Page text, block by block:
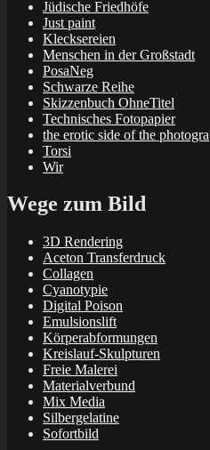
Jüdische Friedhöfe
Just paint
Klecksereien
Menschen in der Großstadt
PosaNeg
Schwarze Reihe
Skizzenbuch OhneTitel
Technisches Fotopapier
the erotic side of the
Torsi
Wir
Wege zum Bild
3D Rendering
Aceton Transferdruck
Collagen
Cyanotypie
Digital Poison
Emulsionslift
Körperabformungen
Kreislauf-Skulpturen
Freie Malerei
Materialverbund
Mix Media
Silbergelatine
Sofortbild